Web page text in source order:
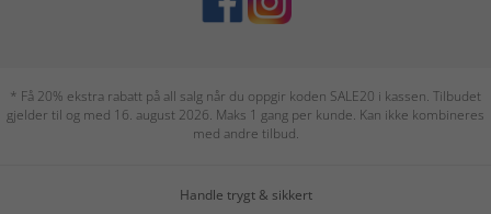
* Få 20% ekstra rabatt på all salg når du oppgir koden SALE20 i kassen. Tilbudet
gjelder til og med 16. august 2026. Maks 1 gang per kunde. Kan ikke kombineres
med andre tilbud.
Handle trygt & sikkert